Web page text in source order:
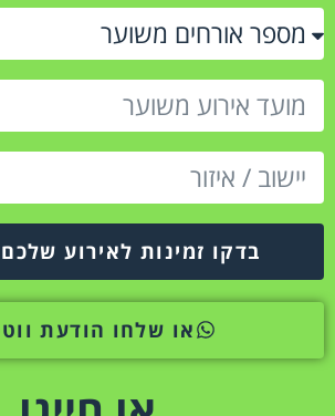
בדקו זמינות לאירוע
או שלחו הודעת